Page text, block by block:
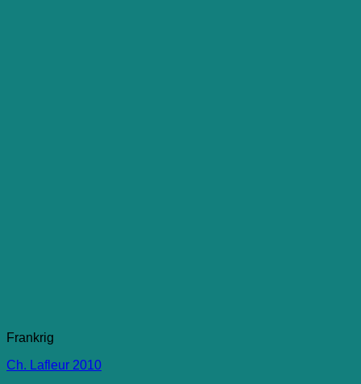
Frankrig
Ch. Lafleur 2010